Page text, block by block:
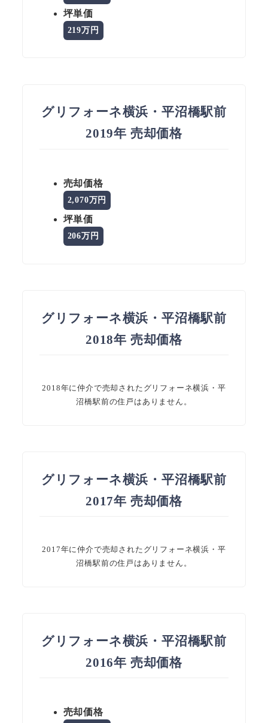
坪単価
219万円
グリフォーネ横浜・平沼橋駅前
2019年 売却価格
売却価格
2,070万円
坪単価
206万円
グリフォーネ横浜・平沼橋駅前
2018年 売却価格
2018年に仲介で売却されたグリフォーネ横浜・平
沼橋駅前の住戸はありません。
グリフォーネ横浜・平沼橋駅前
2017年 売却価格
2017年に仲介で売却されたグリフォーネ横浜・平
沼橋駅前の住戸はありません。
グリフォーネ横浜・平沼橋駅前
2016年 売却価格
売却価格